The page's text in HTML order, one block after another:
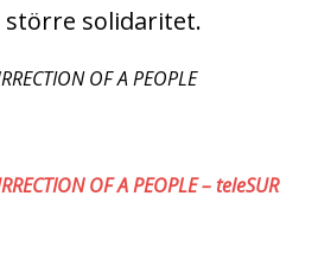
solidaritet.
OF A PEOPLE
OF A PEOPLE – teleSUR